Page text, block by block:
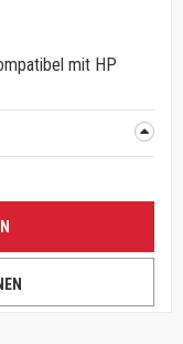
mit HP